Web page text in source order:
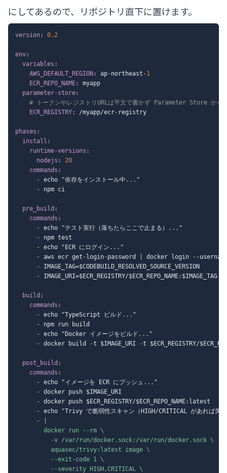
にしてあるので、リポジトリ直下に置けます。
version: 0.2
env:
variables :
AWS_DEFAULT_REGION : ap-northeast -1
ECR_REPO_NAME:
myapp
parameter-store:
# トークンやレジストリURLは平文で書かず Parameter Store から
ECR_REGISTRY: /myapp/ecr- registry
phases :
install :
runtime-versions :
nodejs :
20
commands :
- echo "依存をインストール中 ... "
- npm ci
pre_build :
commands :
- echo "テスト実行（落ちたらここで止まる） ... "
- npm test
- echo "ECR にログイン ... "
- aws ecr get - login-password docker login - -
- IMAGE_TAG=$CODEBUILD_RESOLVED_SOURCE_VERSION
- IMAGE_URI=$ECR_REGISTRY/$ECR_REPO_NAME: $IMAGE_TAG
build :
commands :
- echo "TypeScript ビルド ... "
- npm run build
- echo "Docker イメージをビルド ... "
- docker build -t $IMAGE_URI -t $ECR_REGISTRY/
post_build :
commands :
- echo "イメージを ECR にプッシュ ... "
- docker push $IMAGE_URI
- docker push $ECR_REGISTRY/$ECR_REPO_NAME: latest
- echo "Trivy で脆弱性スキャン（HIGH/CRITICAL があれば失
-
        docker run --rm \
          -v /var/run/docker.sock:/var/run/docker.sock \
          aquasec/trivy:latest image \
          --exit-code 1 \
          --severity HIGH,CRITICAL \